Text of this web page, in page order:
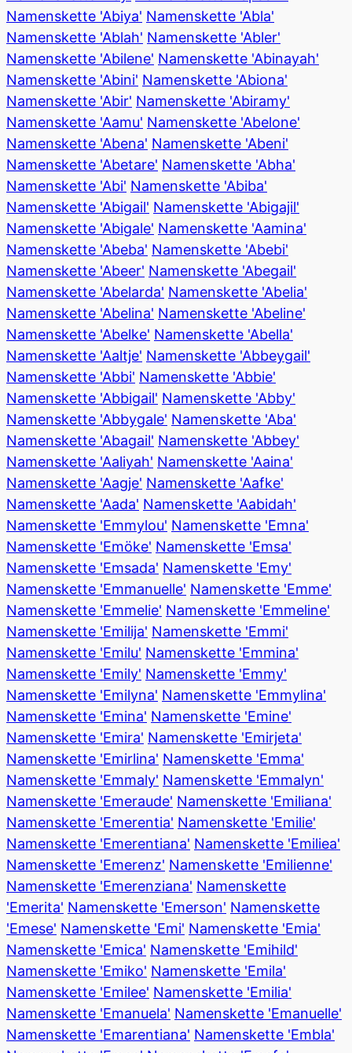
Namenskette 'Abiya' Namenskette 'Abla'
Namenskette 'Ablah' Namenskette 'Abler'
Namenskette 'Abilene' Namenskette 'Abinayah'
Namenskette 'Abini' Namenskette 'Abiona'
Namenskette 'Abir' Namenskette 'Abiramy'
Namenskette 'Aamu' Namenskette 'Abelone'
Namenskette 'Abena' Namenskette 'Abeni'
Namenskette 'Abetare' Namenskette 'Abha'
Namenskette 'Abi' Namenskette 'Abiba'
Namenskette 'Abigail' Namenskette 'Abigajil'
Namenskette 'Abigale' Namenskette 'Aamina'
Namenskette 'Abeba' Namenskette 'Abebi'
Namenskette 'Abeer' Namenskette 'Abegail'
Namenskette 'Abelarda' Namenskette 'Abelia'
Namenskette 'Abelina' Namenskette 'Abeline'
Namenskette 'Abelke' Namenskette 'Abella'
Namenskette 'Aaltje' Namenskette 'Abbeygail'
Namenskette 'Abbi' Namenskette 'Abbie'
Namenskette 'Abbigail' Namenskette 'Abby'
Namenskette 'Abbygale' Namenskette 'Aba'
Namenskette 'Abagail' Namenskette 'Abbey'
Namenskette 'Aaliyah' Namenskette 'Aaina'
Namenskette 'Aagje' Namenskette 'Aafke'
Namenskette 'Aada' Namenskette 'Aabidah'
Namenskette 'Emmylou' Namenskette 'Emna'
Namenskette 'Emöke' Namenskette 'Emsa'
Namenskette 'Emsada' Namenskette 'Emy'
Namenskette 'Emmanuelle' Namenskette 'Emme'
Namenskette 'Emmelie' Namenskette 'Emmeline'
Namenskette 'Emilija' Namenskette 'Emmi'
Namenskette 'Emilu' Namenskette 'Emmina'
Namenskette 'Emily' Namenskette 'Emmy'
Namenskette 'Emilyna' Namenskette 'Emmylina'
Namenskette 'Emina' Namenskette 'Emine'
Namenskette 'Emira' Namenskette 'Emirjeta'
Namenskette 'Emirlina' Namenskette 'Emma'
Namenskette 'Emmaly' Namenskette 'Emmalyn'
Namenskette 'Emeraude' Namenskette 'Emiliana'
Namenskette 'Emerentia' Namenskette 'Emilie'
Namenskette 'Emerentiana' Namenskette 'Emiliea'
Namenskette 'Emerenz' Namenskette 'Emilienne'
Namenskette 'Emerenziana' Namenskette
'Emerita' Namenskette 'Emerson' Namenskette
'Emese' Namenskette 'Emi' Namenskette 'Emia'
Namenskette 'Emica' Namenskette 'Emihild'
Namenskette 'Emiko' Namenskette 'Emila'
Namenskette 'Emilee' Namenskette 'Emilia'
Namenskette 'Emanuela' Namenskette 'Emanuelle'
Namenskette 'Emarentiana' Namenskette 'Embla'